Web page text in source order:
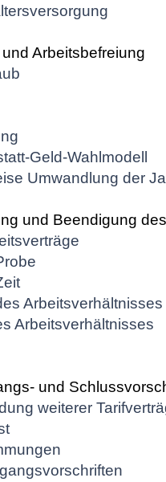
Arbeitsbefreiung
Geld-Wahlmodell
Umwandlung der
und Beendigung
Arbeitsverhältnisses
und
weiterer